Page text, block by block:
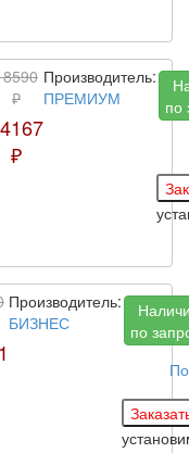
₽
₽
Производитель:
ПРЕМИУМ
по
Производитель:
БИЗНЕС
по